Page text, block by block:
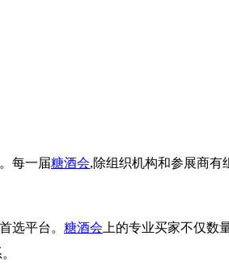
每一届糖酒会,除组织机构和参展商有
选平台。 糖酒会 上的专业买家不仅数